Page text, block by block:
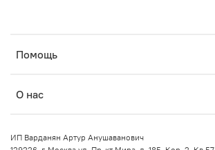
Помощь
О нас
ИП Варданян Артур Анушаванович